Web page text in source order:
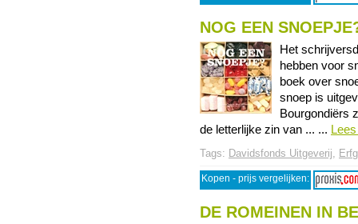
NOG EEN
Het
hebben voor
boek over
snoep is
Bourgondiërs
de letterlijke zin van ... ...
Tags: Davidsfonds Uitgeverij,
Kopen - prijs vergelijken:
DE ROMEINEN IN